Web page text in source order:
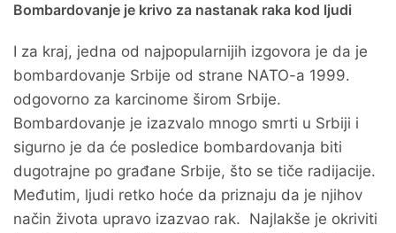
Bombardovanje je krivo za nastanak raka kod ljudi
I za kraj, jedna od najpopularnijih izgovora je da je
bombardovanje Srbije od strane NATO-a 1999.
odgovorno za karcinome širom Srbije.
Bombardovanje je izazvalo mnogo smrti u Srbiji i
sigurno je da će posledice bombardovanja biti
dugotrajne po građane Srbije, što se tiče radijacije.
Međutim, ljudi retko hoće da priznaju da je njihov
način života upravo izazvao rak. Najlakše je okriviti